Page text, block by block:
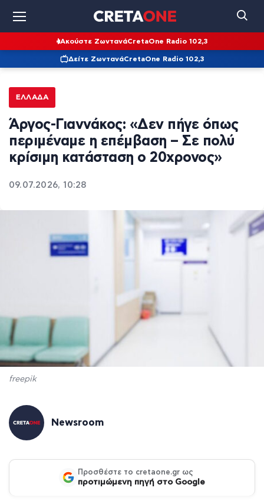
Ακούστε ΖωντανάCretaOne Radio 102,3
Δείτε ΖωντανάCretaOne Radio 102,3
ΕΛΛΆΔΑ
Άργος-Γιαννάκος: «Δεν πήγε όπως
περιμέναμε η επέμβαση – Σε πολύ
κρίσιμη κατάσταση ο 20χρονος»
09.07.2026, 10:28
freepik
Newsroom
Προσθέστε το cretaone.gr ως
προτιμώμενη πηγή στο Google